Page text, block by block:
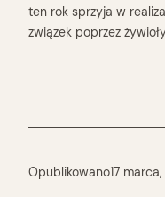
ten rok sprzyja w
związek poprzez
Opublikowano17